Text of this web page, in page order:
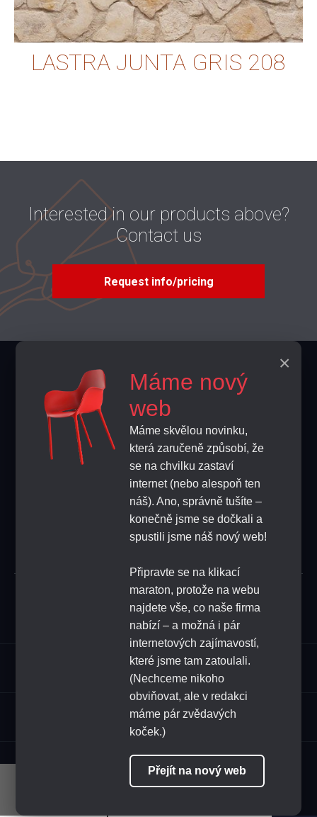
LASTRA JUNTA GRIS 208
Interested in our products above?
Contact us
Request info/pricing
Máme nový
web
Máme skvělou novinku,
která zaručeně způsobí, že
se na chvilku zastaví
internet (nebo alespoň ten
náš). Ano, správně tušíte –
konečně jsme se dočkali a
spustili jsme náš nový web!
Připravte se na klikací
maraton, protože na webu
najdete vše, co naše firma
nabízí – a možná i pár
internetových zajímavostí,
které jsme tam zatoulali.
(Nechceme nikoho
obviňovat, ale v redakci
máme pár zvědavých
koček.)
Přejít na nový web
×
FEEDBACK
SUBSCRIBE
Submit
Assortment
HoReCa
FOLLOW US